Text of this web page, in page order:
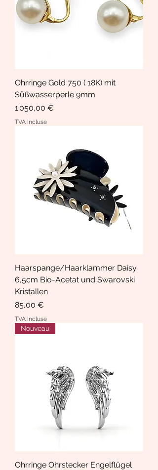
Ohrringe Gold 750 ( 18K) mit
Süßwasserperle 9mm
Prix
1 050,00 €
TVA Incluse
Haarspange/Haarklammer Daisy
6,5cm Bio-Acetat und Swarovski
Kristallen
Prix
85,00 €
TVA Incluse
Nouveau
Ohrringe Ohrstecker Engelflügel